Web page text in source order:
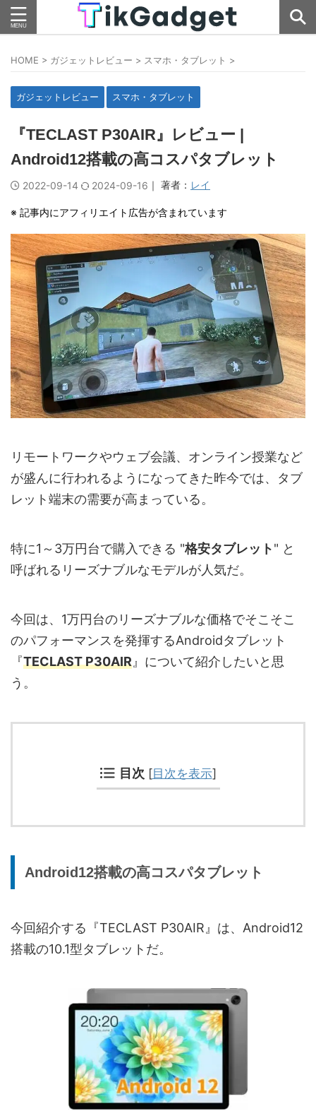
HOME > ガジェットレビュー > スマホ・タブレット >
ガジェットレビュー スマホ・タブレット
『TECLAST P30AIR』レビュー |
Android12搭載の高コスパタブレット
2022-09-14 2024-09-16 ｜ 著者： レイ
※ 記事内にアフィリエイト広告が含まれています
リモートワークやウェブ会議、オンライン授業など
が盛んに行われるようになってきた昨今では、タブ
レット端末の需要が高まっている。
特に1～3万円台で購入できる "格安タブレット" と
呼ばれるリーズナブルなモデルが人気だ。
今回は、1万円台のリーズナブルな価格でそこそこ
のパフォーマンスを発揮するAndroidタブレット
『TECLAST P30AIR』について紹介したいと思
う。
目次 [目次を表示]
Android12搭載の高コスパタブレット
今回紹介する『TECLAST P30AIR』は、Android12
搭載の10.1型タブレットだ。